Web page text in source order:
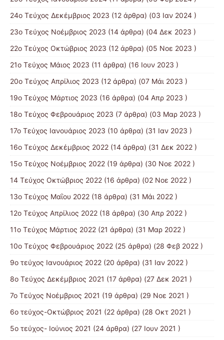
24ο Τεύχος Δεκέμβριος 2023 (12 άρθρα) (03 Ιαν 2024 )
23ο Τεύχος Νοέμβριος 2023 (14 άρθρα) (04 Δεκ 2023 )
22ο Τεύχος Οκτώβριος 2023 (12 άρθρα) (05 Νοε 2023 )
21ο Τεύχος Μάιος 2023 (11 άρθρα) (16 Ιουν 2023 )
20ο Τεύχος Απρίλιος 2023 (12 άρθρα) (07 Μάι 2023 )
19ο Τεύχος Μάρτιος 2023 (16 άρθρα) (04 Απρ 2023 )
18ο Τεύχος Φεβρουάριος 2023 (7 άρθρα) (03 Μαρ 2023 )
17ο Τεύχος Ιανουάριος 2023 (10 άρθρα) (31 Ιαν 2023 )
16ο Τεύχος Δεκέμβριος 2022 (14 άρθρα) (31 Δεκ 2022 )
15o Τεύχος Νοέμβριος 2022 (19 άρθρα) (30 Νοε 2022 )
14 Tεύχος Οκτώβριος 2022 (16 άρθρα) (02 Νοε 2022 )
13ο Τεύχος Μαΐου 2022 (18 άρθρα) (31 Μάι 2022 )
12ο Τεύχος Απρίλιος 2022 (18 άρθρα) (30 Απρ 2022 )
11o Tεύχος Μάρτιος 2022 (21 άρθρα) (31 Μαρ 2022 )
10o Tεύχος Φεβρουάριος 2022 (25 άρθρα) (28 Φεβ 2022 )
9o τεύχος Ιανουάριος 2022 (20 άρθρα) (31 Ιαν 2022 )
8o Tεύχος Δεκέμβριος 2021 (17 άρθρα) (27 Δεκ 2021 )
7o Τεύχος Νοέμβριος 2021 (19 άρθρα) (29 Νοε 2021 )
6ο τεύχος-Οκτώβριος 2021 (22 άρθρα) (28 Οκτ 2021 )
5ο τεύχος- Ιούνιος 2021 (24 άρθρα) (27 Ιουν 2021 )